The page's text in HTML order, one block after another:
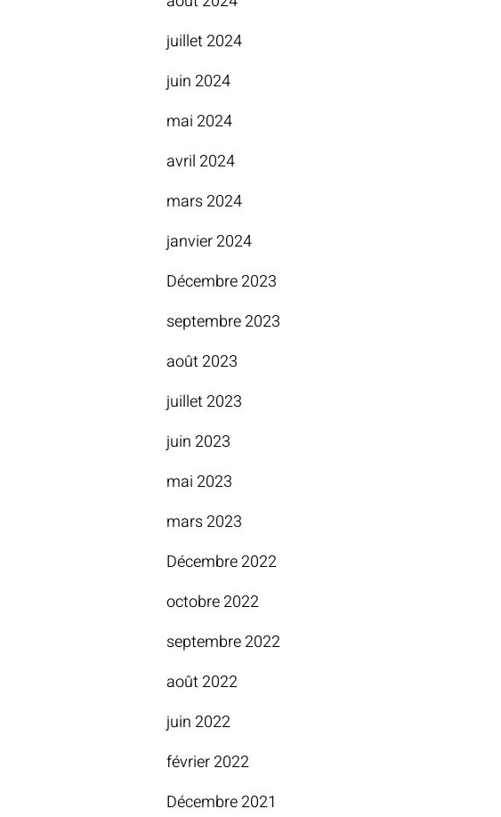
juillet 2024
juin 2024
mai 2024
avril 2024
mars 2024
janvier 2024
Décembre 2023
septembre 2023
août 2023
juillet 2023
juin 2023
mai 2023
mars 2023
Décembre 2022
octobre 2022
septembre 2022
août 2022
juin 2022
février 2022
Décembre 2021